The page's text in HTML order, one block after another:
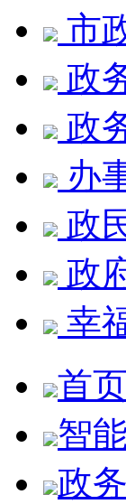
市
政
政
办
政
政
幸
首页
智
政